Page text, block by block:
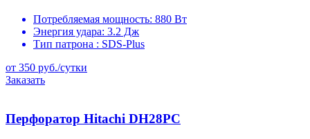
Потребляемая мощность: 880 Вт
Энергия удара: 3.2 Дж
Тип патрона : SDS-Plus
от 350 руб./сутки
Заказать
Перфоратор Hitachi DH28PC